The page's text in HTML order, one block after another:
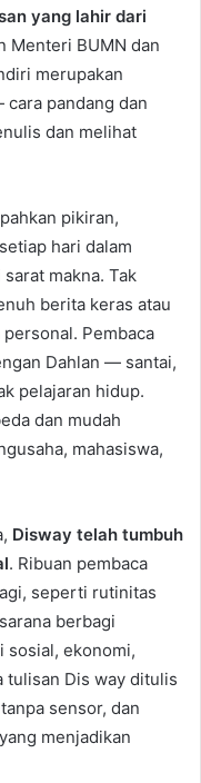
yang lahir dari
Menteri BUMN dan
merupakan
pandang dan
dan melihat
pikiran,
hari dalam
makna. Tak
berita keras atau
Pembaca
Dahlan — santai,
pelajaran hidup.
dan mudah
mahasiswa,
Disway telah tumbuh
. Ribuan pembaca
seperti rutinitas
berbagi
sosial, ekonomi,
tulisan Dis way ditulis
sensor, dan
menjadikan